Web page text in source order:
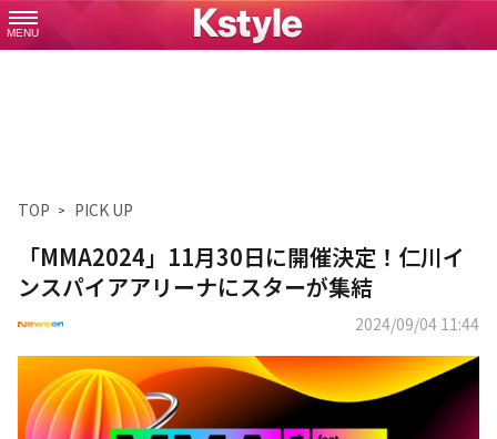
MENU
TOP PICK UP
「MMA2024」11月30日に開催決定！仁川イ
ンスパイアアリーナにスターが集結
2024/09/04 11:44